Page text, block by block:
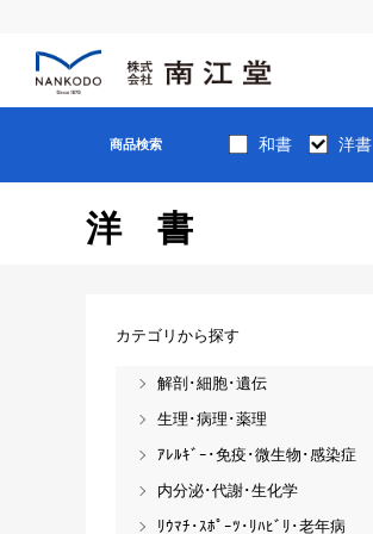
商品検索 和書 洋書
洋書
カテゴリから探す
解剖･細胞･遺伝
生理･病理･薬理
ｱﾚﾙｷﾞｰ･免疫･微生物･感染症
内分泌･代謝･生化学
ﾘｳﾏﾁ･ｽﾎﾟｰﾂ･ﾘﾊﾋﾞﾘ･老年病